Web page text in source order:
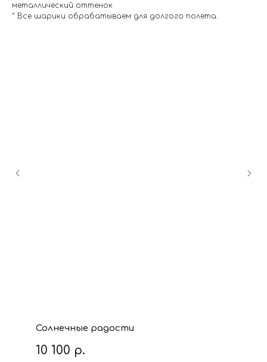
металлический оттенок
* Все шарики обрабатываем для долгого полета.
Солнечные радости
10 100 р.